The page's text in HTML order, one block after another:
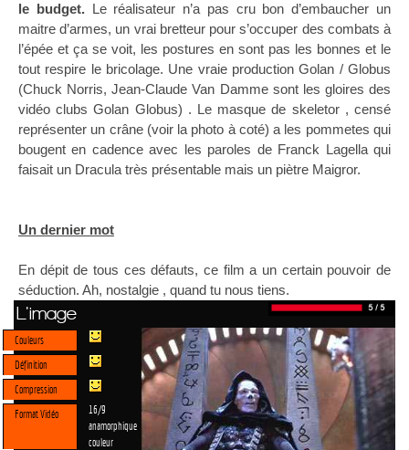
le budget.Le réalisateur n’a pas cru bon d’embaucher un
maitre d’armes, un vrai bretteur pour s’occuper des combats à
l’épée et ça se voit, les postures en sont pas les bonnes et le
tout respire le bricolage. Une vraie production Golan / Globus
(Chuck Norris, Jean-Claude Van Damme sont les gloires des
vidéo clubs Golan Globus) . Le masque de skeletor , censé
représenter un crâne (voir la photo à coté) a les pommetes qui
bougent en cadence avec les paroles de Franck Lagella qui
faisait un Dracula très présentable mais un piètre Maigror.
Un dernier mot
En dépit de tous ces défauts, ce film a un certain pouvoir de
séduction. Ah, nostalgie , quand tu nous tiens.
L'image
Couleurs
Définition
Compression
Format Vidéo
16/9
anamorphique
couleur